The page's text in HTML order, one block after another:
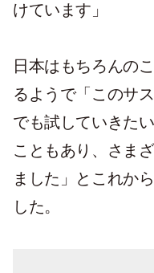
けています」
日本はもちろんの
るようで「このサ
でも試していきた
こともあり、さま
ました」とこれか
した。